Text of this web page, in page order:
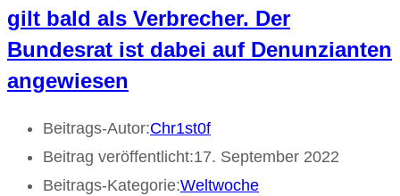
gilt bald als Verbrecher. Der
Bundesrat ist dabei auf Denunzianten
angewiesen
Beitrags-Autor:Chr1st0f
Beitrag veröffentlicht:17. September 2022
Beitrags-Kategorie:Weltwoche